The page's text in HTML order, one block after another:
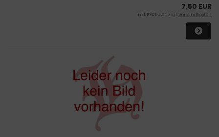
7,50 EUR
inkl. 19 % MwSt. zzgl.Versandkosten